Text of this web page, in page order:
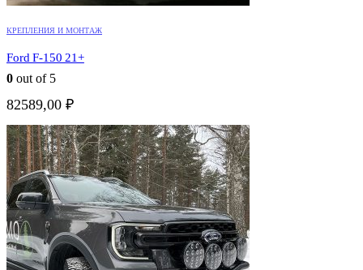
КРЕПЛЕНИЯ И МОНТАЖ
Ford F-150 21+
0 out of 5
82589,00 ₽